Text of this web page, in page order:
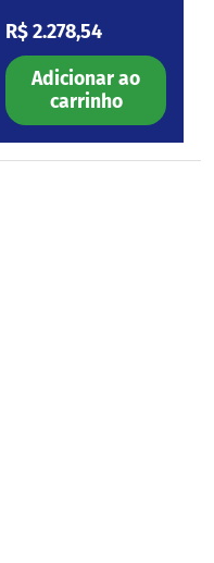
Eagle150.I3
Preço normal
R$ 2.278,54
Adicionar ao
carrinho